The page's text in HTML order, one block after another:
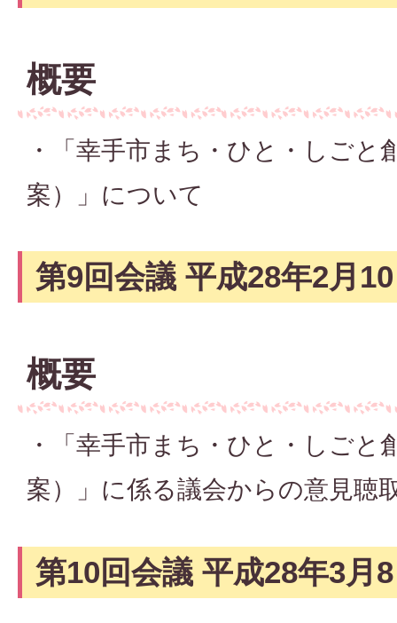
概要
・「幸手市まち・ひと・しごと
案）」について
第9回会議 平成28年2月
概要
・「幸手市まち・ひと・しごと
案）」に係る議会からの意見聴
第10回会議 平成28年3月